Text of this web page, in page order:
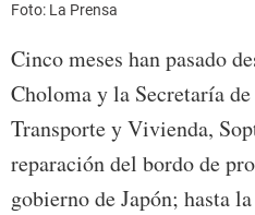
Foto: La Prensa
Cinco meses han pasado
Choloma y la Secretaría
Transporte y Vivienda,
reparación del bordo de
gobierno de Japón; hasta